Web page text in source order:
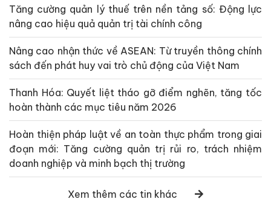
Tăng cường quản lý thuế trên nền tảng số: Động lực
nâng cao hiệu quả quản trị tài chính công
Nâng cao nhận thức về ASEAN: Từ truyền thông chính
sách đến phát huy vai trò chủ động của Việt Nam
Thanh Hóa: Quyết liệt tháo gỡ điểm nghẽn, tăng tốc
hoàn thành các mục tiêu năm 2026
Hoàn thiện pháp luật về an toàn thực phẩm trong giai
đoạn mới: Tăng cường quản trị rủi ro, trách nhiệm
doanh nghiệp và minh bạch thị trường
Xem thêm các tin khác